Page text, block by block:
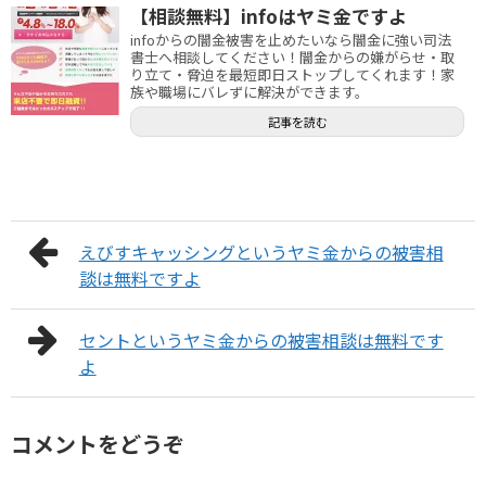
【相談無料】infoはヤミ金ですよ
infoからの闇金被害を止めたいなら闇金に強い司法
書士へ相談してください！闇金からの嫌がらせ・取
り立て・脅迫を最短即日ストップしてくれます！家
族や職場にバレずに解決ができます。
記事を読む
えびすキャッシングというヤミ金からの被害相
談は無料ですよ
セントというヤミ金からの被害相談は無料です
よ
コメントをどうぞ